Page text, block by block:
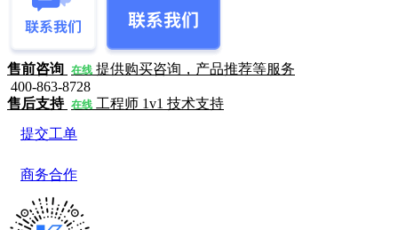
售前咨询 在线 提供购买咨询，产品推荐等服务
400-863-8728
售后支持 在线 工程师 1v1 技术支持
提交工单
商务合作